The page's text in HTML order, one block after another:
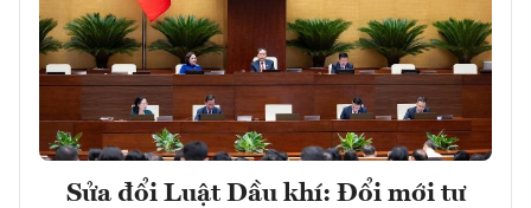
Sửa đổi Luật Dầu khí: Đổi mới tư